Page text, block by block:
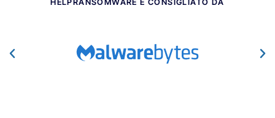
HELPRANSOMWARE È CONSIGLIATO DA​